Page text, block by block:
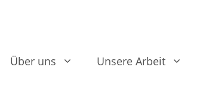
Über uns Unsere Arbeit